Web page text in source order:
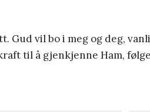
Gud vil bo i meg og deg,
til å gjenkjenne Ham,